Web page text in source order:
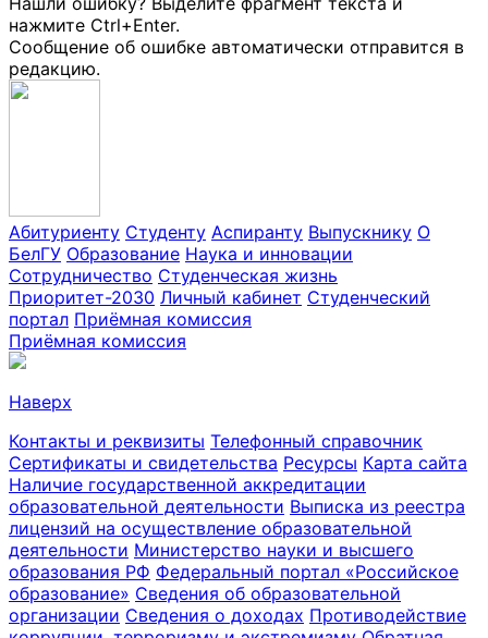
нажмите Ctrl+Enter.
Сообщение об ошибке автоматически отправится в
редакцию.
Абитуриенту Студенту Аспиранту Выпускнику О
БелГУ Образование Наука и инновации
Сотрудничество Студенческая жизнь
Приоритет-2030 Личный кабинет Студенческий
портал Приёмная комиссия
Приёмная комиссия
Наверх
Контакты и реквизиты Телефонный справочник
Сертификаты и свидетельства Ресурсы Карта сайта
Наличие государственной аккредитации
образовательной деятельности Выписка из реестра
лицензий на осуществление образовательной
деятельности Министерствo науки и высшего
образования РФ Федеральный портал «Российское
образование» Сведения об образовательной
организации Сведения о доходах Противодействие